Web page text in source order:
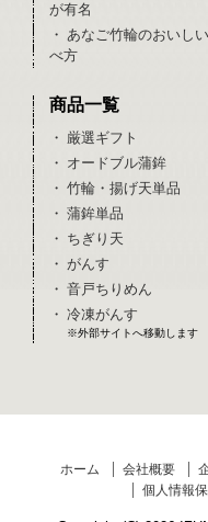
が有名
・ あなご竹輪のおいし
べ方
商品一覧
・ 厳選ギフト
・ オードブル蒲鉾
・ 竹輪・揚げ天単品
・ 蒲鉾単品
・ ちぎり天
・ がんす
・ 音戸ちりめん
・ 冷凍がんす
※外部サイトへ移動します
ホーム 会社概要
個人情報